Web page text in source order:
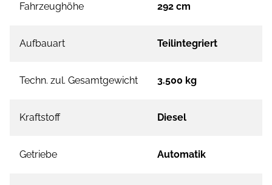
Fahrzeughöhe 292 cm
Aufbauart Teilintegriert
Techn. zul. Gesamtgewicht 3.500 kg
Kraftstoff Diesel
Getriebe Automatik